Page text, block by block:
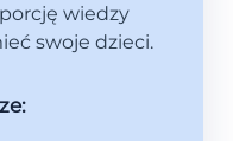
wiedzy
swoje dzieci.